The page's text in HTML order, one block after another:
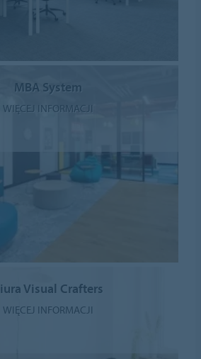
MBA System
WIĘCEJ INFORMACJI
Visual Crafters
WIĘCEJ INFORMACJI